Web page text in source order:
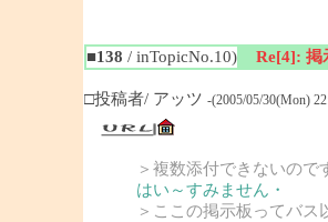
■138 / inTopicNo.10)
Re[4]: 掲
□投稿者/ アッツ -(2005/05/30(Mon)
＞複数添付できないので
はい～すみません・
＞ここの掲示板ってバ